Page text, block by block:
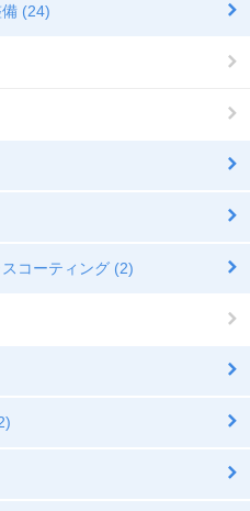
(24)
コーティング (2)